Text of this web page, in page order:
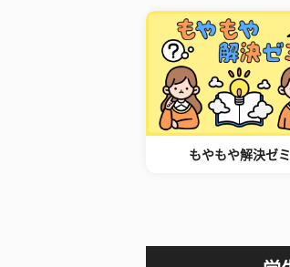
もやもや解決ゼミ